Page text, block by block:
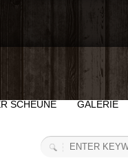
SCHEUNE GALERIE